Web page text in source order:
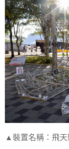
▲裝置名稱：飛天